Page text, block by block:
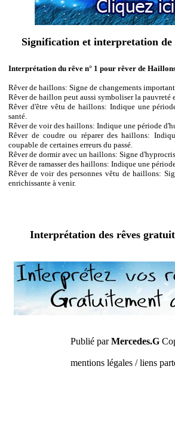
Signification et interpretation
Interprétation du rêve n° 1 pour rêver de
Rêver de haillons: Signe de changements
Rêver de haillon peut aussi symboliser la pauvreté
Rêver d'être vêtu de haillons: Indique une
santé.
Rêver de voir des haillons: Indique une période
Rêver de coudre ou réparer des haillons:
coupable de certaines erreurs du passé.
Rêver de dormir avec un haillons: Signe
Rêver de ramasser des haillons: Indique une
Rêver de voir des personnes vêtu de haillons:
enrichissante à venir.
Interprétation des rêves
Publié parMercedes.G
mentions légales / liens